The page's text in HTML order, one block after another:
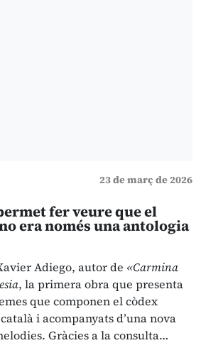
23 de març de 2026
fer veure que el
era només una antologia
Adiego, autor de «Carmina
, la primera obra que presenta
que componen el còdex
i acompanyats d’una nova
Gràcies a la consulta…